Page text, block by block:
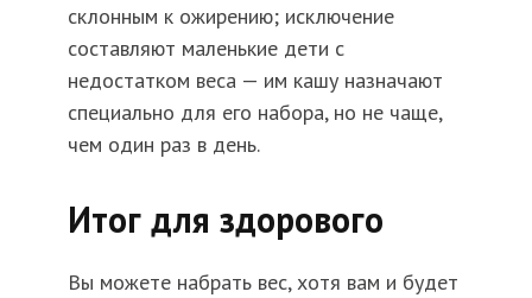
склонным к ожирению; исключение
составляют маленькие дети с
недостатком веса — им кашу назначают
специально для его набора, но не чаще,
чем один раз в день.
Итог для здорового
Вы можете набрать вес, хотя вам и будет